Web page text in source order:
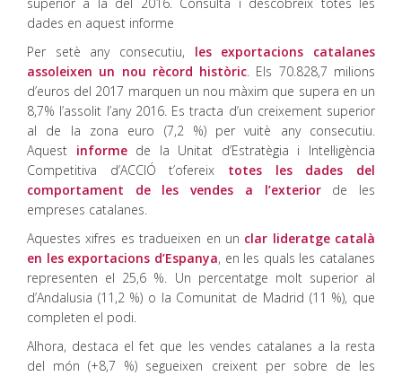
dades en aquest informe
Per setè any consecutiu, les exportacions catalanes
assoleixen un nou rècord històric. Els 70.828,7 milions
d’euros del 2017 marquen un nou màxim que supera en un
8,7% l’assolit l’any 2016. Es tracta d’un creixement superior
al de la zona euro (7,2 %) per vuitè any consecutiu.
Aquest informede la Unitat d’Estratègia i Intel·ligència
Competitiva d’ACCIÓ t’ofereix totes les dades del
comportament de les vendes a l’exteriorde les
empreses catalanes.
Aquestes xifres es tradueixen en un clar lideratge català
en les exportacions d’Espanya, en les quals les catalanes
representen el 25,6 %. Un percentatge molt superior al
d’Andalusia (11,2 %) o la Comunitat de Madrid (11 %), que
completen el podi.
Alhora, destaca el fet que les vendes catalanes a la resta
del món (+8,7 %) segueixen creixent per sobre de les